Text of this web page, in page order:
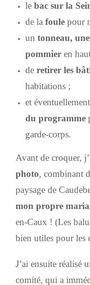
lebac sur la
de lafoulepour
untonneau,
pommier en
deretirer les
habitations ;
et
du programme
garde-corps.
Avant de croquer,
photo, combinant
paysage de
mon propre
en-Caux ! (Les
bien utiles pour les
J’ai ensuite réalisé
comité, qui a